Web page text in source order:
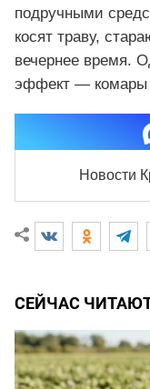
подручными
косят траву,
вечернее время.
эффект — комары
Новости
СЕЙЧАС